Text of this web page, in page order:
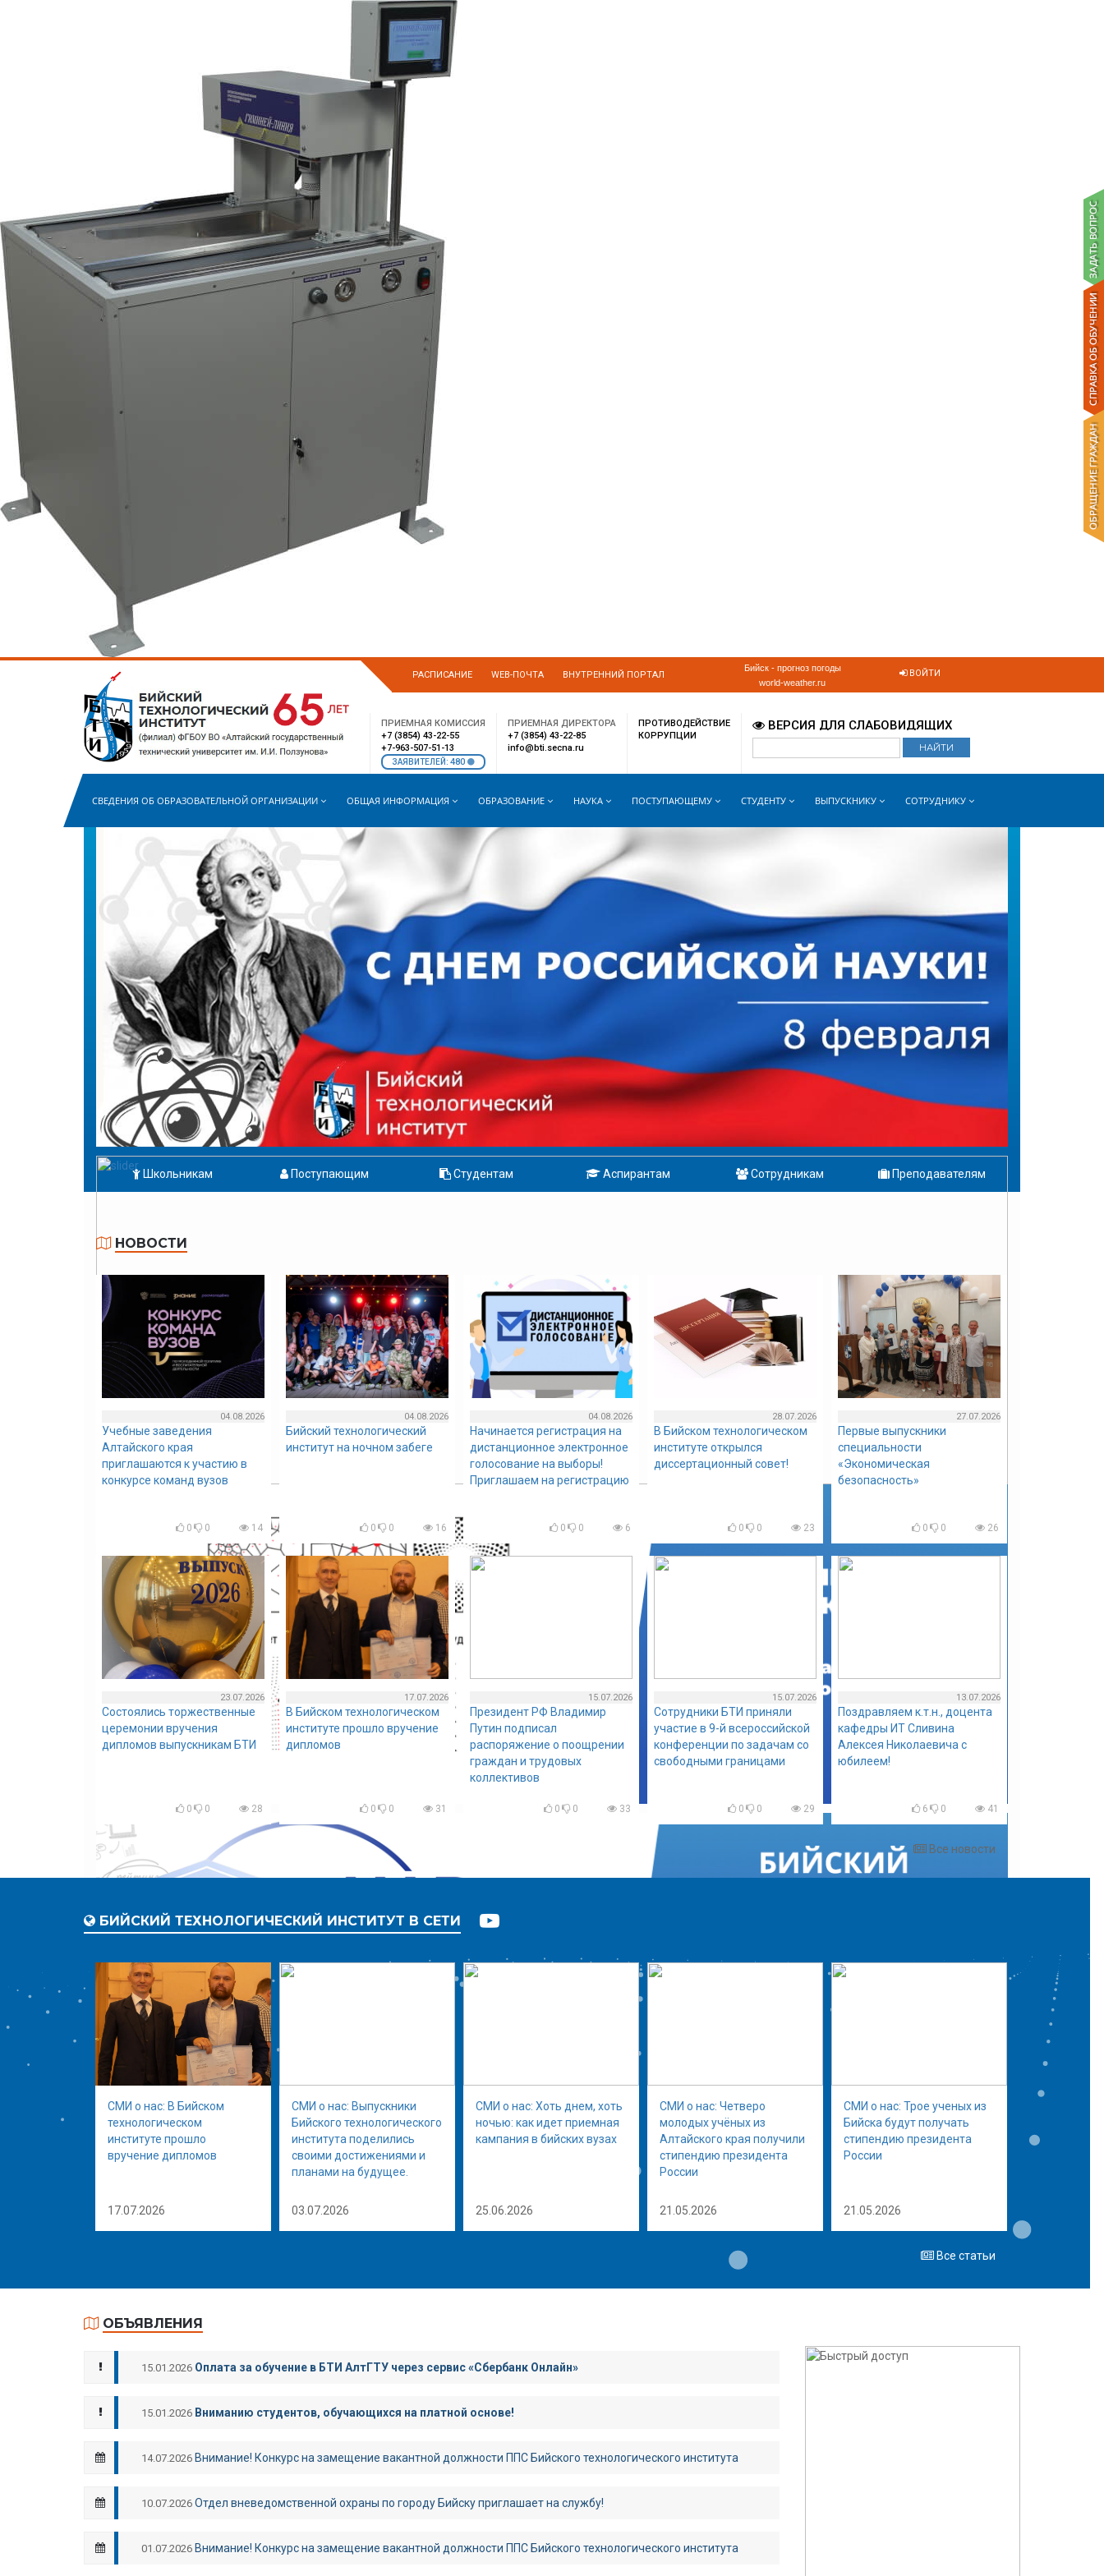
РАСПИСАНИЕ WEB-ПОЧТА ВНУТРЕННИЙ ПОРТАЛ
Бийск - прогноз погоды
world-weather.ru
ВОЙТИ
ПРИЕМНАЯ КОМИССИЯ
+7 (3854) 43-22-55
+7-963-507-51-13
ЗАЯВИТЕЛЕЙ: 480
ПРИЕМНАЯ ДИРЕКТОРА
+7 (3854) 43-22-85
info@bti.secna.ru
ПРОТИВОДЕЙСТВИЕ
КОРРУПЦИИ
ВЕРСИЯ ДЛЯ СЛАБОВИДЯЩИХ
СВЕДЕНИЯ ОБ ОБРАЗОВАТЕЛЬНОЙ ОРГАНИЗАЦИИ ОБЩАЯ ИНФОРМАЦИЯ ОБРАЗОВАНИЕ НАУКА ПОСТУПАЮЩЕМУ СТУДЕНТУ ВЫПУСКНИКУ СОТРУДНИКУ
Школьникам Поступающим Студентам Аспирантам Сотрудникам Преподавателям
НОВОСТИ
04.08.2026
Учебные заведения
Алтайского края
приглашаются к участию в
конкурсе команд вузов
0 0 14
04.08.2026
Бийский технологический
институт на ночном забеге
0 0 16
04.08.2026
Начинается регистрация на
дистанционное электронное
голосование на выборы!
Приглашаем на регистрацию
0 0 6
28.07.2026
В Бийском технологическом
институте открылся
диссертационный совет!
0 0 23
27.07.2026
Первые выпускники
специальности
«Экономическая
безопасность»
0 0 26
23.07.2026
Состоялись торжественные
церемонии вручения
дипломов выпускникам БТИ
0 0 28
17.07.2026
В Бийском технологическом
институте прошло вручение
дипломов
0 0 31
15.07.2026
Президент РФ Владимир
Путин подписал
распоряжение о поощрении
граждан и трудовых
коллективов
0 0 33
15.07.2026
Сотрудники БТИ приняли
участие в 9-й всероссийской
конференции по задачам со
свободными границами
0 0 29
13.07.2026
Поздравляем к.т.н., доцента
кафедры ИТ Сливина
Алексея Николаевича с
юбилеем!
6 0 41
Все новости
БИЙСКИЙ ТЕХНОЛОГИЧЕСКИЙ ИНСТИТУТ В СЕТИ
СМИ о нас: В Бийском
технологическом
институте прошло
вручение дипломов
17.07.2026
СМИ о нас: Выпускники
Бийского технологического
института поделились
своими достижениями и
планами на будущее.
03.07.2026
СМИ о нас: Хоть днем, хоть
ночью: как идет приемная
кампания в бийских вузах
25.06.2026
СМИ о нас: Четверо
молодых учёных из
Алтайского края получили
стипендию президента
России
21.05.2026
СМИ о нас: Трое ученых из
Бийска будут получать
стипендию президента
России
21.05.2026
Все статьи
ОБЪЯВЛЕНИЯ
15.01.2026 Оплата за обучение в БТИ АлтГТУ через сервис «Сбербанк Онлайн»
15.01.2026 Вниманию студентов, обучающихся на платной основе!
14.07.2026 Внимание! Конкурс на замещение вакантной должности ППС Бийского технологического института
10.07.2026 Отдел вневедомственной охраны по городу Бийску приглашает на службу!
01.07.2026 Внимание! Конкурс на замещение вакантной должности ППС Бийского технологического института